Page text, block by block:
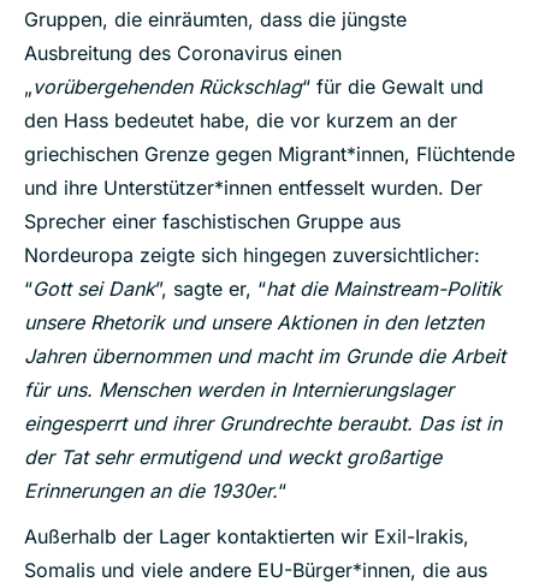
Gruppen, die einräumten, dass die jüngste
Ausbreitung des Coronavirus einen
„vorübergehenden Rückschlag“ für die Gewalt und
den Hass bedeutet habe, die vor kurzem an der
griechischen Grenze gegen Migrant*innen, Flüchtende
und ihre Unterstützer*innen entfesselt wurden. Der
Sprecher einer faschistischen Gruppe aus
Nordeuropa zeigte sich hingegen zuversichtlicher:
“Gott sei Dank”, sagte er, “hat die Mainstream-Politik
unsere Rhetorik und unsere Aktionen in den letzten
Jahren übernommen und macht im Grunde die Arbeit
für uns. Menschen werden in Internierungslager
eingesperrt und ihrer Grundrechte beraubt. Das ist in
der Tat sehr ermutigend und weckt großartige
Erinnerungen an die 1930er.“
Außerhalb der Lager kontaktierten wir Exil-Irakis,
Somalis und viele andere EU-Bürger*innen, die aus